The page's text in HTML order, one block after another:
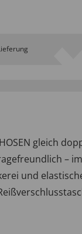
gleich
–
und